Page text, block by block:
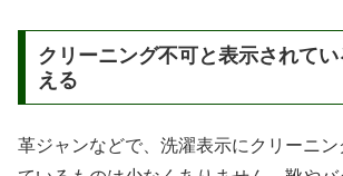
クリーニング不可と表示されて
える
革ジャンなどで、洗濯表示にクリーニ